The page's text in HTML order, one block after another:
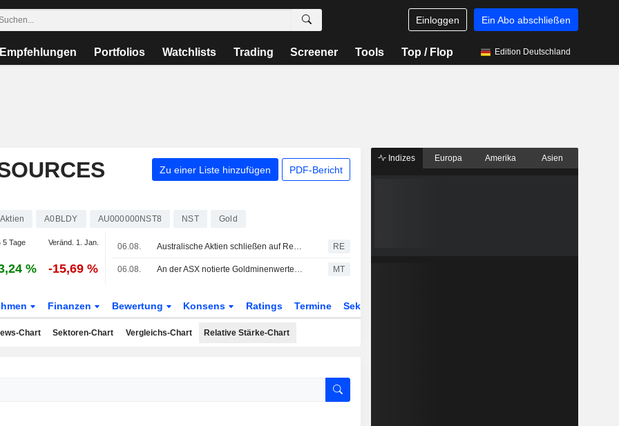
Einloggen Ein Abo abschließen
Empfehlungen Portfolios Watchlists Trading Screener Tools Top / Flop Edition Deutschland
Zu einer Liste hinzufügen PDF-Bericht
Aktien A0BLDY AU000000NST8 NST Gold
5 Tage Veränd. 1. Jan.
% -15,69 %
06.08. Australische Aktien schließen auf Rekordniveau: Anleger suchen Schutz vor KI-Volatilität RE
06.08. An der ASX notierte Goldminenwerte legen zu, da Goldpreise ihre Gewinne ausbauen MT
Finanzen Bewertung Konsens Ratings Termine Sektor
Chart Sektoren-Chart Vergleichs-Chart Relative Stärke-Chart
Indizes Europa Amerika Asien